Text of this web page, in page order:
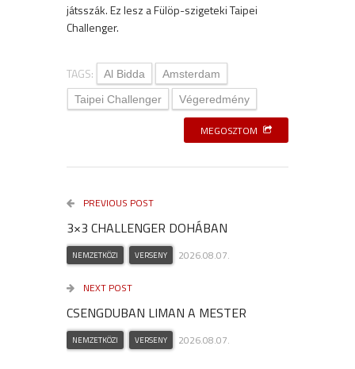
játsszák. Ez lesz a Fülöp-szigeteki Taipei
Challenger.
TAGS: Al Bidda
Amsterdam
Taipei Challenger
Végeredmény
MEGOSZTOM
PREVIOUS POST
3×3 CHALLENGER DOHÁBAN
NEMZETKÖZI VERSENY 2026.08.07.
NEXT POST
CSENGDUBAN LIMAN A MESTER
NEMZETKÖZI VERSENY 2026.08.07.